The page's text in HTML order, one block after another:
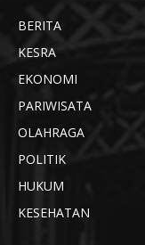
BERITA
KESRA
EKONOMI
PARIWISATA
OLAHRAGA
POLITIK
HUKUM
KESEHATAN